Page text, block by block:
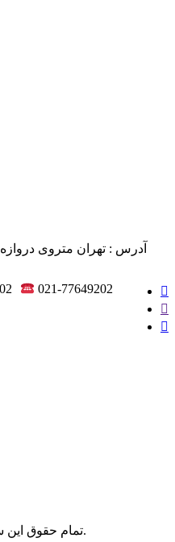
آدرس : تهران متروی دروازه
021-77649202
© تمام حقوقمحفوظ است.